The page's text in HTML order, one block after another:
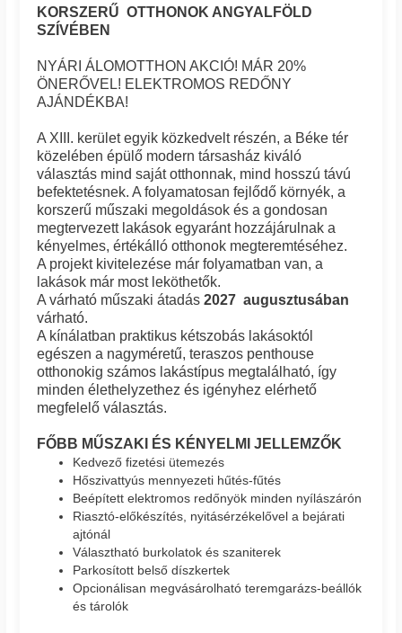
KORSZERŰ OTTHONOK ANGYALFÖLD
SZÍVÉBEN
NYÁRI ÁLOMOTTHON AKCIÓ! MÁR 20%
ÖNERŐVEL! ELEKTROMOS REDŐNY
AJÁNDÉKBA!
A XIII. kerület egyik közkedvelt részén, a Béke tér
közelében épülő modern társasház kiváló
választás mind saját otthonnak, mind hosszú távú
befektetésnek. A folyamatosan fejlődő környék, a
korszerű műszaki megoldások és a gondosan
megtervezett lakások egyaránt hozzájárulnak a
kényelmes, értékálló otthonok megteremtéséhez.
A projekt kivitelezése már folyamatban van, a
lakások már most leköthetők.
A várható műszaki átadás2027 augusztusában
várható.
A kínálatban praktikus kétszobás lakásoktól
egészen a nagyméretű, teraszos penthouse
otthonokig számos lakástípus megtalálható, így
minden élethelyzethez és igényhez elérhető
megfelelő választás.
FŐBB MŰSZAKI ÉS KÉNYELMI JELLEMZŐK
Kedvező fizetési ütemezés
Hőszivattyús mennyezeti hűtés-fűtés
Beépített elektromos redőnyök minden nyílászárón
Riasztó-előkészítés, nyitásérzékelővel a bejárati
ajtónál
Választható burkolatok és szaniterek
Parkosított belső díszkertek
Opcionálisan megvásárolható teremgarázs-beállók
és tárolók